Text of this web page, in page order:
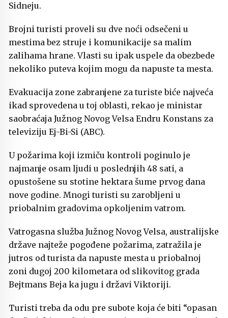
Sidneju.
Brojni turisti proveli su dve noći odsečeni u
mestima bez struje i komunikacije sa malim
zalihama hrane. Vlasti su ipak uspele da obezbede
nekoliko puteva kojim mogu da napuste ta mesta.
Evakuacija zone zabranjene za turiste biće najveća
ikad sprovedena u toj oblasti, rekao je ministar
saobraćaja Južnog Novog Velsa Endru Konstans za
televiziju Ej-Bi-Si (ABC).
U požarima koji izmiču kontroli poginulo je
najmanje osam ljudi u poslednjih 48 sati, a
opustošene su stotine hektara šume prvog dana
nove godine. Mnogi turisti su zarobljeni u
priobalnim gradovima opkoljenim vatrom.
Vatrogasna služba Južnog Novog Velsa, australijske
države najteže pogođene požarima, zatražila je
jutros od turista da napuste mesta u priobalnoj
zoni dugoj 200 kilometara od slikovitog grada
Bejtmans Beja ka jugu i državi Viktoriji.
Turisti treba da odu pre subote koja će biti “opasan